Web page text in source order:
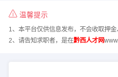
温馨提示
1、本平台仅供信息发布，不会收取押金
2、请告知求职者，是在黔西人才网